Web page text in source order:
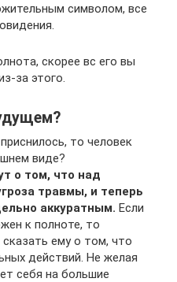
символом, все
скорее вс его вы
за этого.
то человек
виде?
о том, что над
травмы, и теперь
аккуратным. Если
к полноте, то
ему о том, что
действий. Не желая
себя на большие